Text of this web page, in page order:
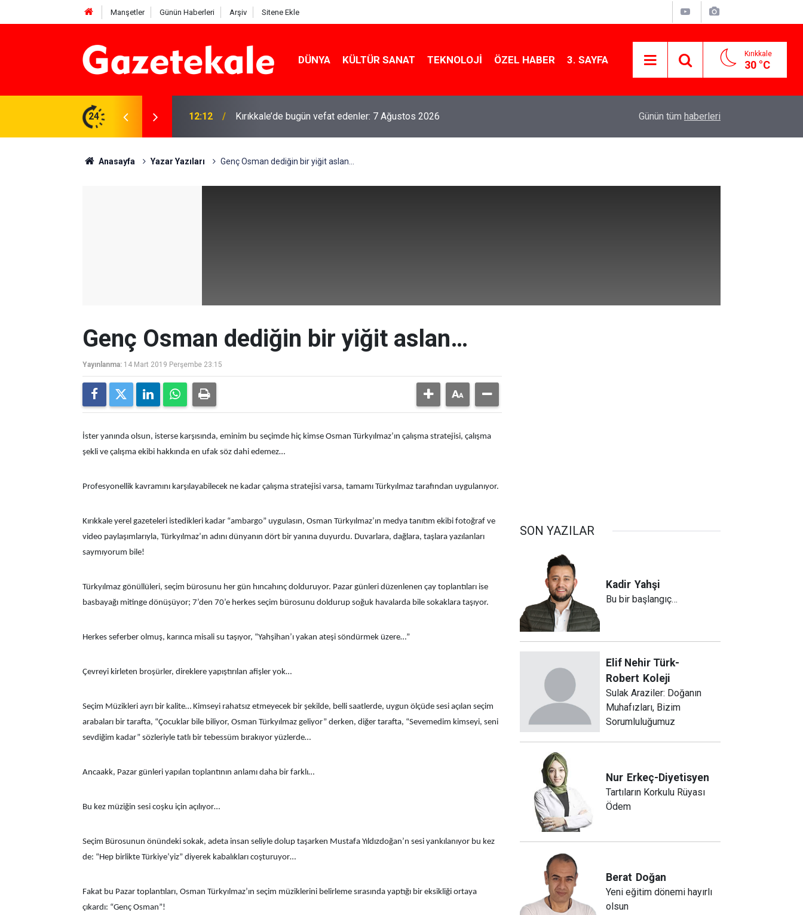
Manşetler Günün Haberleri Arşiv Sitene Ekle
DÜNYA KÜLTÜR SANAT TEKNOLOJI ÖZEL HABER 3. SAYFA Kırıkkale
30 °C
24
karşı denetimler artırıldı 12:12 Kırıkkale’de bugün vefat edenler: 7 Ağustos 2026 MKE’nin Yerli Savunma Teknolojileri Dünya
Günün tüm haberleri
Anasayfa Yazar Yazıları Genç Osman dediğin bir yiğit aslan…
Genç Osman dediğin bir yiğit aslan…
Yayınlanma: 14 Mart 2019 Perşembe 23:15
İster yanında olsun, isterse karşısında, eminim bu seçimde hiç kimse Osman Türkyılmaz’ın çalışma stratejisi, çalışma
şekli ve çalışma ekibi hakkında en ufak söz dahi edemez…
Profesyonellik kavramını karşılayabilecek ne kadar çalışma stratejisi varsa, tamamı Türkyılmaz tarafından uygulanıyor.
Kırıkkale yerel gazeteleri istedikleri kadar “ambargo” uygulasın, Osman Türkyılmaz’ın medya tanıtım ekibi fotoğraf ve
video paylaşımlarıyla, Türkyılmaz’ın adını dünyanın dört bir yanına duyurdu. Duvarlara, dağlara, taşlara yazılanları
saymıyorum bile!
Türkyılmaz gönüllüleri, seçim bürosunu her gün hıncahınç dolduruyor. Pazar günleri düzenlenen çay toplantıları ise
basbayağı mitinge dönüşüyor; 7’den 70’e herkes seçim bürosunu doldurup soğuk havalarda bile sokaklara taşıyor.
Herkes seferber olmuş, karınca misali su taşıyor, “Yahşihan’ı yakan ateşi söndürmek üzere…”
Çevreyi kirleten broşürler, direklere yapıştırılan afişler yok…
Seçim Müzikleri ayrı bir kalite… Kimseyi rahatsız etmeyecek bir şekilde, belli saatlerde, uygun ölçüde sesi açılan seçim
arabaları bir tarafta, “Çocuklar bile biliyor, Osman Türkyılmaz geliyor” derken, diğer tarafta, “Sevemedim kimseyi, seni
sevdiğim kadar” sözleriyle tatlı bir tebessüm bırakıyor yüzlerde…
Ancaakk, Pazar günleri yapılan toplantının anlamı daha bir farklı…
Bu kez müziğin sesi coşku için açılıyor…
Seçim Bürosunun önündeki sokak, adeta insan seliyle dolup taşarken Mustafa Yıldızdoğan’n sesi yankılanıyor bu kez
de: “Hep birlikte Türkiye’yiz” diyerek kabalıkları coşturuyor…
Fakat bu Pazar toplantıları, Osman Türkyılmaz’ın seçim müziklerini belirleme sırasında yaptığı bir eksikliği ortaya
çıkardı: “Genç Osman”!
SON YAZILAR
Kadir Yahşi
Bu bir başlangıç…
Elif Nehir Türk-
Robert Koleji
Sulak Araziler: Doğanın
Muhafızları, Bizim
Sorumluluğumuz
Nur Erkeç-Diyetisyen
Tartıların Korkulu Rüyası
Ödem
Berat Doğan
Yeni eğitim dönemi hayırlı
olsun